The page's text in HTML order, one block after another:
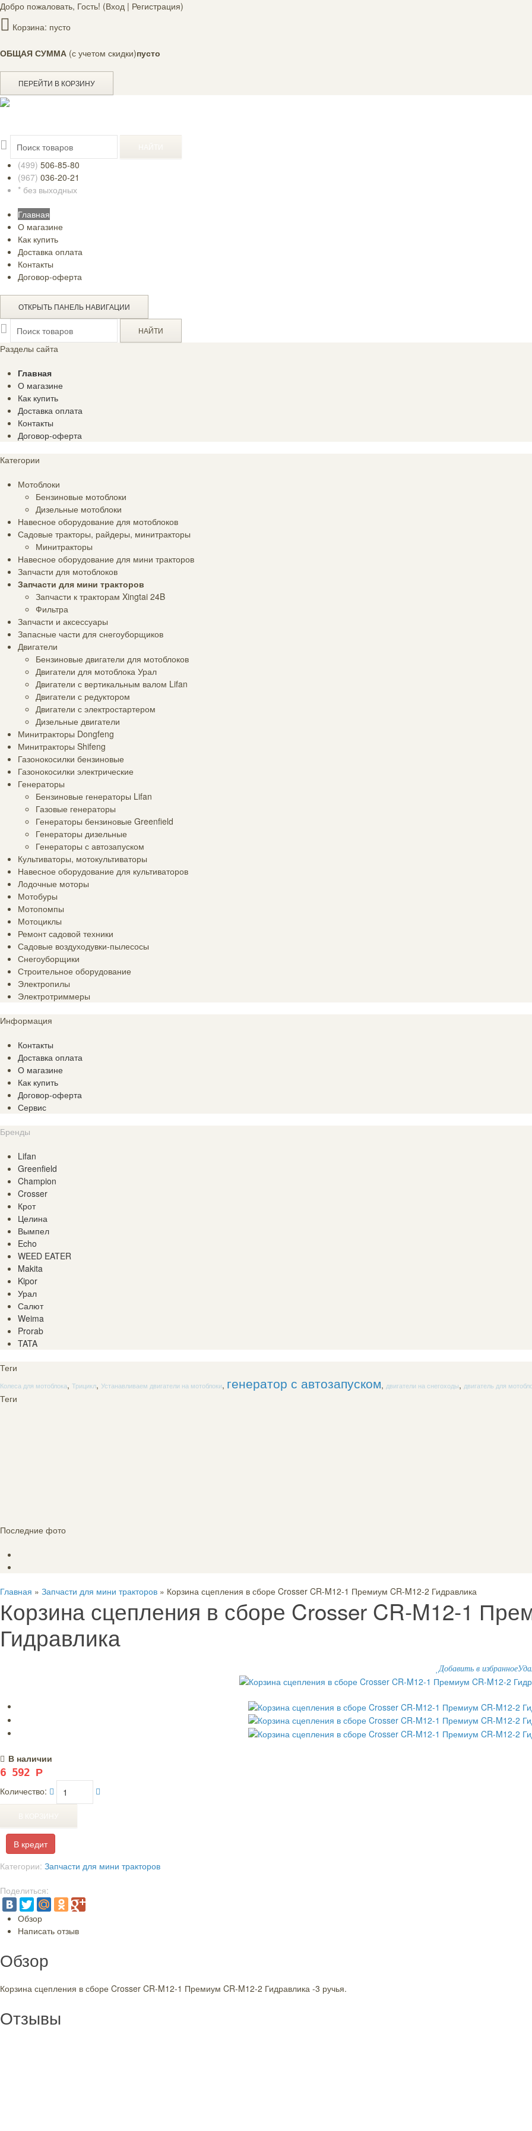
Добро пожаловать, Гость! (Вход | Регистрация)
Корзина: пусто
ОБЩАЯ СУММА (с учетом скидки)пусто
ПЕРЕЙТИ В КОРЗИНУ
(499) 506-85-80
(967) 036-20-21
* без выходных
Главная
О магазине
Как купить
Доставка оплата
Контакты
Договор-оферта
ОТКРЫТЬ ПАНЕЛЬ НАВИГАЦИИ
Разделы сайта
Главная
О магазине
Как купить
Доставка оплата
Контакты
Договор-оферта
Категории
Мотоблоки
Бензиновые мотоблоки
Дизельные мотоблоки
Навесное оборудование для мотоблоков
Садовые тракторы, райдеры, минитракторы
Минитракторы
Навесное оборудование для мини тракторов
Запчасти для мотоблоков
Запчасти для мини тракторов
Запчасти к тракторам Xingtai 24B
Фильтра
Запчасти и аксессуары
Запасные части для снегоуборщиков
Двигатели
Бензиновые двигатели для мотоблоков
Двигатели для мотоблока Урал
Двигатели с вертикальным валом Lifan
Двигатели с редуктором
Двигатели с электростартером
Дизельные двигатели
Минитракторы Dongfeng
Минитракторы Shifeng
Газонокосилки бензиновые
Газонокосилки электрические
Генераторы
Бензиновые генераторы Lifan
Газовые генераторы
Генераторы бензиновые Greenfield
Генераторы дизельные
Генераторы с автозапуском
Культиваторы, мотокультиваторы
Навесное оборудование для культиваторов
Лодочные моторы
Мотобуры
Мотопомпы
Мотоциклы
Ремонт садовой техники
Садовые воздуходувки-пылесосы
Снегоуборщики
Строительное оборудование
Электропилы
Электротриммеры
Информация
Контакты
Доставка оплата
О магазине
Как купить
Договор-оферта
Сервис
Бренды
Lifan
Greenfield
Champion
Crosser
Крот
Целина
Вымпел
Echo
WEED EATER
Makita
Kipor
Урал
Салют
Weima
Prorab
TATA
Теги
Колеса для мотоблока, Трицикл, Устанавливаем двигатели на мотоблоки, генератор с автозапуском, двигатели на снегоходы, двигатель для
Теги
Последние фото
Главная » Запчасти для мини тракторов » Корзина сцепления в сборе Crosser CR-M12-1 Премиум CR-M12-2 Гидравлика
Корзина сцепления в сборе Crosser CR-M12-1
Гидравлика
Добавить в избранное
В наличии
6 592 Р
Количество:
В кредит
Категории: Запчасти для мини тракторов
Поделиться:
Обзор
Написать отзыв
Обзор
Корзина сцепления в сборе Crosser CR-M12-1 Премиум CR-M12-2 Гидравлика -3 ручья.
Отзывы